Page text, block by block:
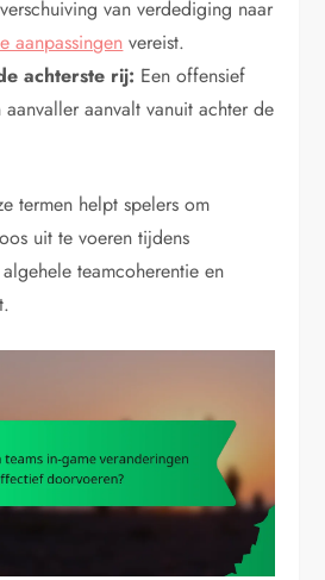
van verdediging naar
aanpassingen vereist.
achterste rij: Een offensief
aanvalt vanuit achter de
termen helpt spelers om
uit te voeren tijdens
teamcoherentie en